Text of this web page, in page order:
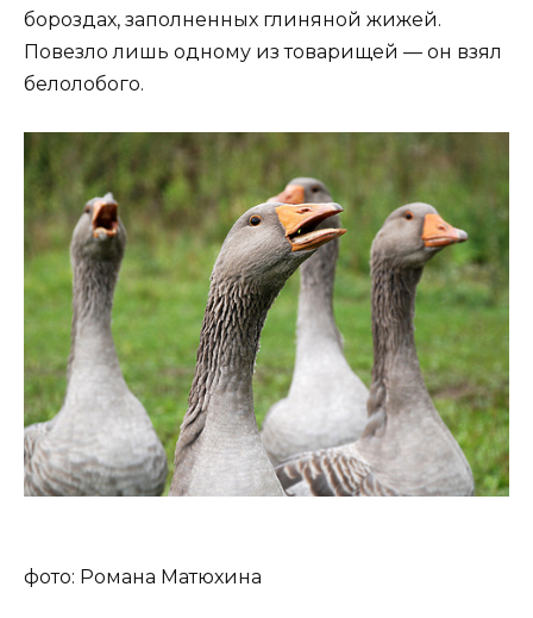
бороздах, заполненных глиняной жижей.
Повезло лишь одному из товарищей — он взял
белолобого.
фото: Романа Матюхина